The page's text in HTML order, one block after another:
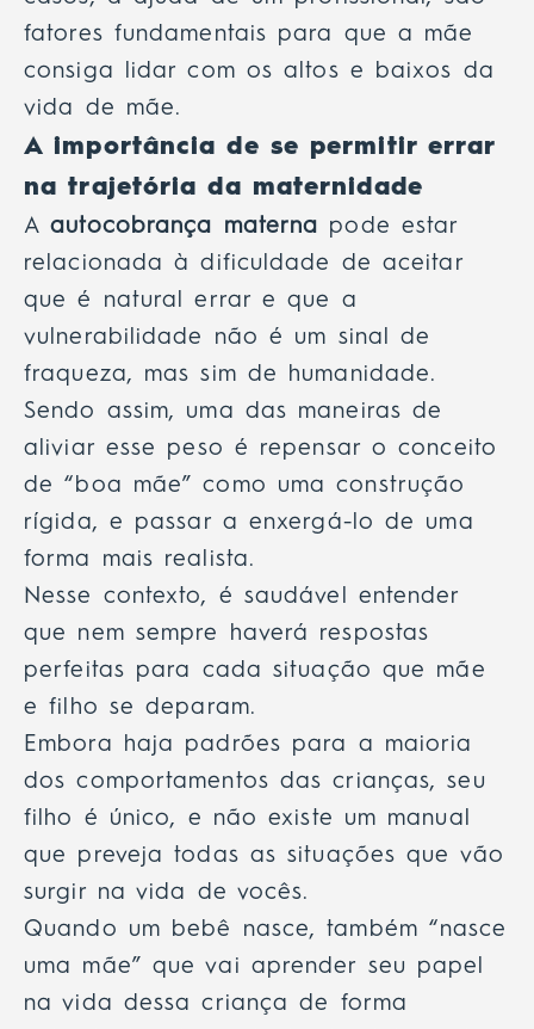
fatores fundamentais para que a mãe
consiga lidar com os altos e baixos da
vida de mãe.
A importância de se permitir errar
na trajetória da maternidade
Aautocobrança materna pode estar
relacionada à dificuldade de aceitar
que é natural errar e que a
vulnerabilidade não é um sinal de
fraqueza, mas sim de humanidade.
Sendo assim, uma das maneiras de
aliviar esse peso é repensar o conceito
de “boa mãe” como uma construção
rígida, e passar a enxergá-lo de uma
forma mais realista.
Nesse contexto, é saudável entender
que nem sempre haverá respostas
perfeitas para cada situação que mãe
e filho se deparam.
Embora haja padrões para a maioria
dos comportamentos das crianças, seu
filho é único, e não existe um manual
que preveja todas as situações que vão
surgir na vida de vocês.
Quando um bebê nasce, também “nasce
uma mãe” que vai aprender seu papel
na vida dessa criança de forma